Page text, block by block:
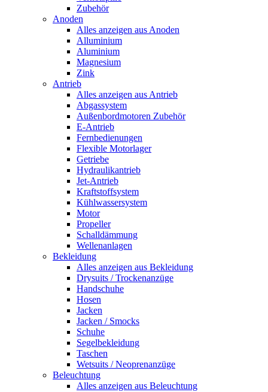
Zubehör
Anoden
Alles anzeigen aus Anoden
Alluminium
Aluminium
Magnesium
Zink
Antrieb
Alles anzeigen aus Antrieb
Abgassystem
Außenbordmotoren Zubehör
E-Antrieb
Fernbedienungen
Flexible Motorlager
Getriebe
Hydraulikantrieb
Jet-Antrieb
Kraftstoffsystem
Kühlwassersystem
Motor
Propeller
Schalldämmung
Wellenanlagen
Bekleidung
Alles anzeigen aus Bekleidung
Drysuits / Trockenanzüge
Handschuhe
Hosen
Jacken
Jacken / Smocks
Schuhe
Segelbekleidung
Taschen
Wetsuits / Neoprenanzüge
Beleuchtung
Alles anzeigen aus Beleuchtung